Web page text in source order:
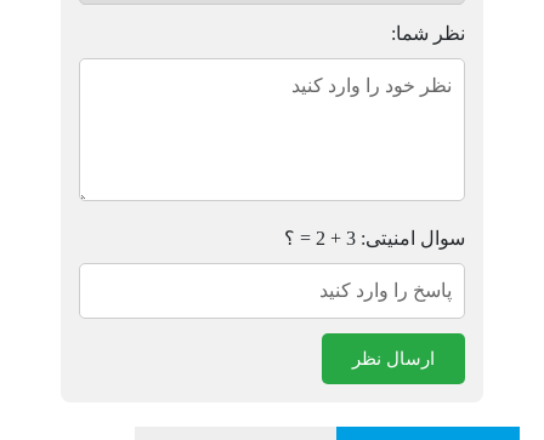
نظر شما:
سوال امنیتی: 3 + 2 = ؟
ارسال نظر